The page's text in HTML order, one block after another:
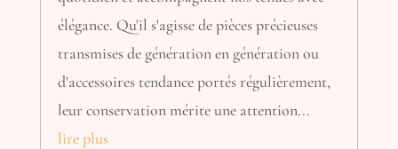
élégance. Qu'il s'agisse de pièces précieuses
transmises de génération en génération ou
d'accessoires tendance portés régulièrement,
leur conservation mérite une attention...
lire plus